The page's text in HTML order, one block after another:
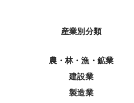
産業別分類
農・林・漁・鉱業
建設業
製造業